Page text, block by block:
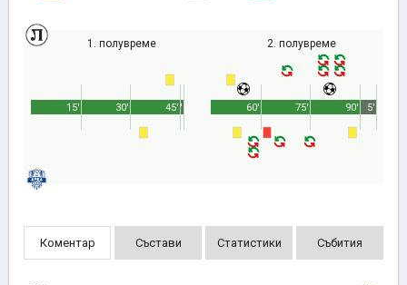
1. полувреме
45'
15' 30' 1'
2. полувреме
90'
60' 75' 5'
Коментар Състави Статистики Събития